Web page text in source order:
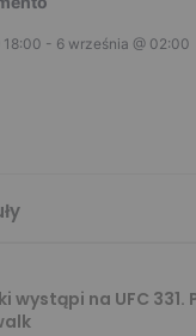
18:00 - 6 września @ 02:00
wystąpi na UFC 331.